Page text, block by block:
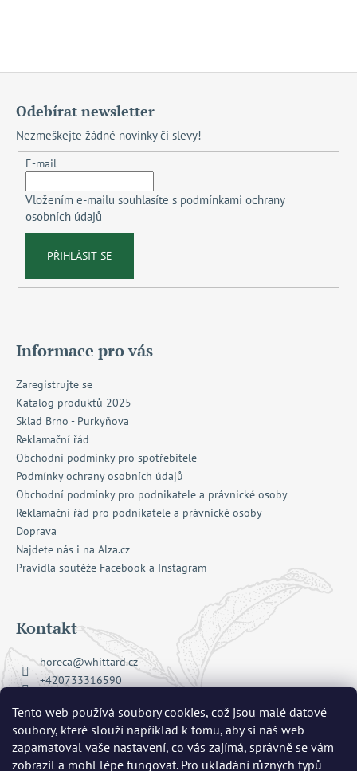
Tento web používá soubory cookies, což jsou malé datové
soubory, které slouží například k tomu, aby si náš web
zapamatoval vaše nastavení, co vás zajímá, správně se vám
zobrazil a mohl lépe fungovat. Pro ukládání různých typů
Odebírat newsletter
Nezmeškejte žádné novinky či slevy!
E-mail
Vložením e-mailu souhlasíte s podmínkami ochrany
osobních údajů
PŘIHLÁSIT SE
Informace pro vás
Zaregistrujte se
Katalog produktů 2025
Sklad Brno - Purkyňova
Reklamační řád
Obchodní podmínky pro spotřebitele
Podmínky ochrany osobních údajů
Obchodní podmínky pro podnikatele a právnické osoby
Reklamační řád pro podnikatele a právnické osoby
Doprava
Najdete nás i na Alza.cz
Pravidla soutěže Facebook a Instagram
Kontakt
horeca@whittard.cz
+420733316590
whittard_cz